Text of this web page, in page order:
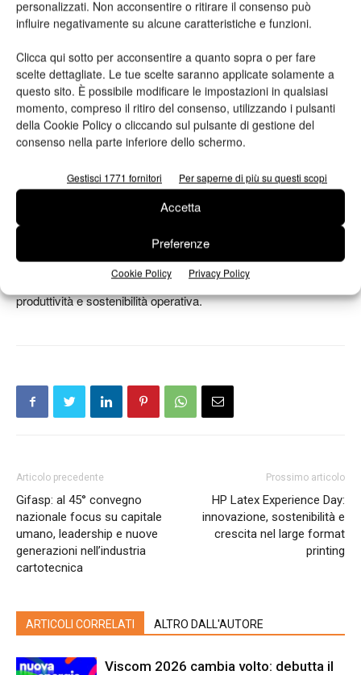
personalizzati. Non acconsentire o ritirare il consenso può
influire negativamente su alcune caratteristiche e funzioni.
Clicca qui sotto per acconsentire a quanto sopra o per fare
scelte dettagliate. Le tue scelte saranno applicate solamente a
questo sito. È possibile modificare le impostazioni in qualsiasi
momento, compreso il ritiro del consenso, utilizzando i pulsanti
della Cookie Policy o cliccando sul pulsante di gestione del
consenso nella parte inferiore dello schermo.
Gestisci 1771 fornitori Per saperne di più su questi scopi
Accetta
Preferenze
Cookie Policy Privacy Policy
Heidelberg AI Performance Chat è già disponibile in oltre 18
lingue e completamente integrata nel Portale Heidelberg. La
società ritiene che questa innovazione possa aiutare le
aziende di stampa ad affrontare alcune delle principali sfide del
settore, tra cui:
crescente pressione sui tempi di produzione;
complessità dei processi industriali;
carenza di personale qualificato;
L’iniziativa conferma inoltre la crescente integrazione
dell’intelligenza artificiale nei flussi produttivi della stampa
industriale, con l’obiettivo di aumentare trasparenza,
produttività e sostenibilità operativa.
Articolo precedente
Gifasp: al 45° convegno
nazionale focus su capitale
umano, leadership e nuove
generazioni nell’industria
cartotecnica
Prossimo articolo
HP Latex Experience Day:
innovazione, sostenibilità e
crescita nel large format
printing
ARTICOLI CORRELATI ALTRO DALL'AUTORE
Viscom 2026 cambia volto: debutta il